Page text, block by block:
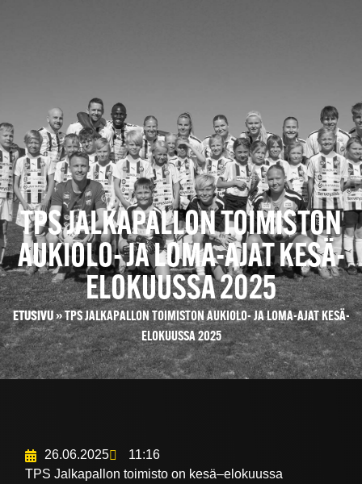
TPS JALKAPALLON TOIMISTON
AUKIOLO- JA LOMA-AJAT KESÄ-
ELOKUUSSA 2025
ETUSIVU»TPS JALKAPALLON TOIMISTON AUKIOLO- JA LOMA-AJAT KESÄ-
ELOKUUSSA 2025
26.06.2025
11:16
TPS Jalkapallon toimisto on kesä–elokuussa